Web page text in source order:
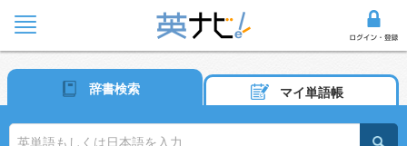
辞書検索 マイ単語帳